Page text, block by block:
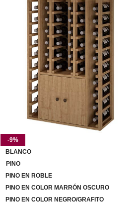
-9%
BLANCO
PINO
PINO EN ROBLE
PINO EN COLOR MARRÓN OSCURO
PINO EN COLOR NEGRO/GRAFITO